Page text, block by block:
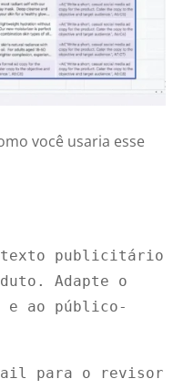
você usaria esse
texto publicitário
Adapte o
ao público-
para o revisor